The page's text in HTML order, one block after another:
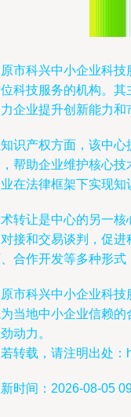
市科兴中小企业科
科技服务的机构。
企业提升创新能力和
识产权方面，该中心
帮助企业维护核心
在法律框架下实现知
转让是中心的另一
接和交易谈判，促
合作开发等多种形式
市科兴中小企业科
当地中小企业信赖
动力。
转载，请注明出处：
时间：2026-08-05